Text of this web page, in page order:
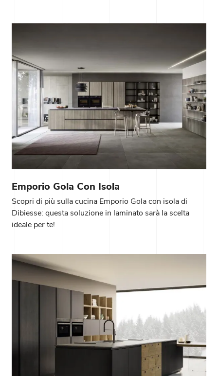
Emporio Gola Con Isola
Scopri di più sulla cucina Emporio Gola con isola di
Dibiesse: questa soluzione in laminato sarà la scelta
ideale per te!